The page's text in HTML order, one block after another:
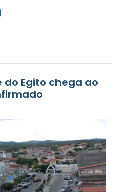
do Egito chega ao